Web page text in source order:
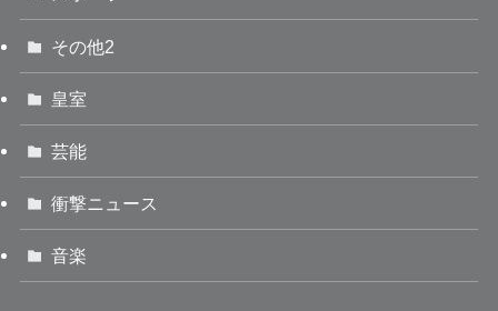
その他2
皇室
芸能
衝撃ニュース
音楽